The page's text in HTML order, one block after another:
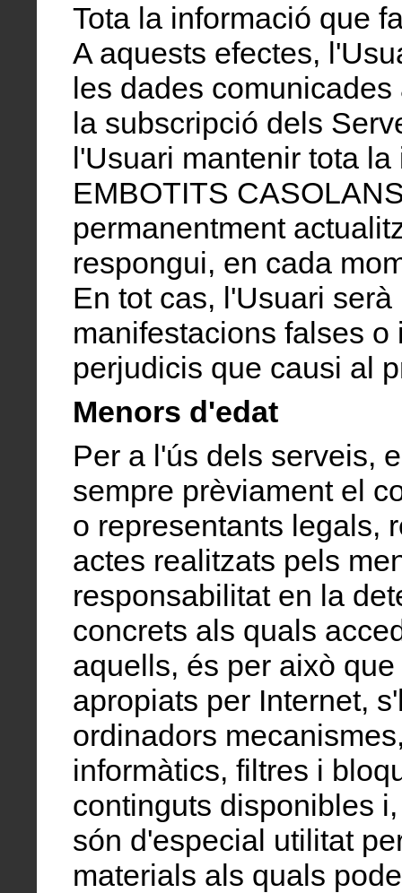
Tota la informació que
A aquests efectes,
les dades
la subscripció dels
l'Usuari mantenir tota
EMBOTITS
permanentment
respongui, en cada
En tot cas, l'Usuari
manifestacions falses
perjudicis que causi al
Menors d'edat
Per a l'ús dels serveis,
sempre prèviament el
o representants legals,
actes realitzats pels
responsabilitat en la
concrets als quals
aquells, és per això
apropiats per Internet,
ordinadors
informàtics, filtres i
continguts disponibles
són d'especial utilitat
materials als quals